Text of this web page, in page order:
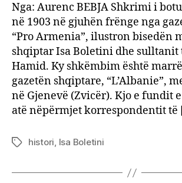
Nga: Aurenc BEBJA Shkrimi i
në 1903 në gjuhën frënge nga
“Pro Armenia”, ilustron bisedën
shqiptar Isa Boletini dhe
Hamid. Ky shkëmbim është
gazetën shqiptare, “L’Albanie”,
në Gjenevë (Zvicër). Kjo e fundit
atë nëpërmjet korrespondentit të
Tagshistori, Isa Boletini